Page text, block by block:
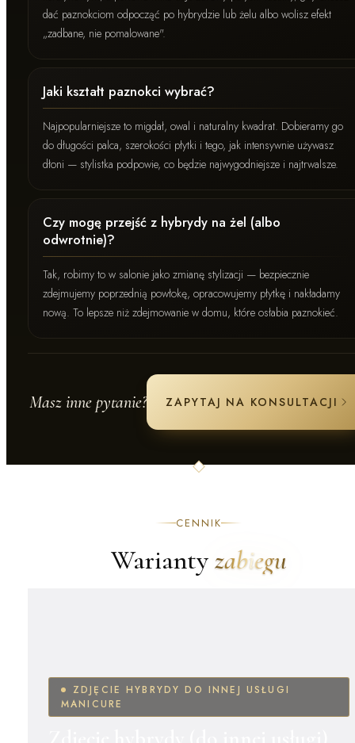
dać paznokciom odpocząć po hybrydzie lub żelu albo wolisz efekt
„zadbane, nie pomalowane".
Jaki kształt paznokci wybrać?
Najpopularniejsze to migdał, owal i naturalny kwadrat. Dobieramy go
do długości palca, szerokości płytki i tego, jak intensywnie używasz
dłoni — stylistka podpowie, co będzie najwygodniejsze i najtrwalsze.
Czy mogę przejść z hybrydy na żel (albo
odwrotnie)?
Tak, robimy to w salonie jako zmianę stylizacji — bezpiecznie
zdejmujemy poprzednią powłokę, opracowujemy płytkę i nakładamy
nową. To lepsze niż zdejmowanie w domu, które osłabia paznokieć.
Masz inne pytanie? ZAPYTAJ NA KONSULTACJI
CENNIK
Wariantyzabiegu
ZDJĘCIE HYBRYDY DO INNEJ USŁUGI
MANICURE